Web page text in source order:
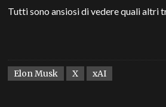
Tutti sono ansiosi di vedere quali altri
Elon Musk X xAI